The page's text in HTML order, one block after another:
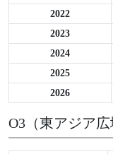
2022
2023
2024
2025
2026
O3（東アジア広